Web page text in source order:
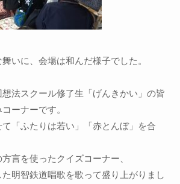
いに、会場は和んだ様子でした。
法スクール修了生「げんきかい」の皆
ーナーです。
「ふたりは若い」「赤とんぼ」を合
言を使ったクイズコーナー、
明智鉄道唱歌を歌って盛り上がりまし